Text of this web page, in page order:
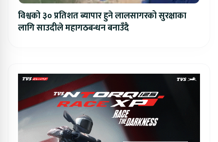
विश्वको ३० प्रतिशत ब्यापार हुने लालसागरको सुरक्षाका
लागि साउदीले महागठबन्धन बनाउँदै